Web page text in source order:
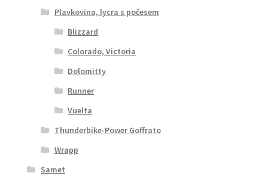
Plavkovina, lycra s počesem
Blizzard
Colorado, Victoria
Dolomitty
Runner
Vuelta
Thunderbike-Power Goffrato
Wrapp
Samet